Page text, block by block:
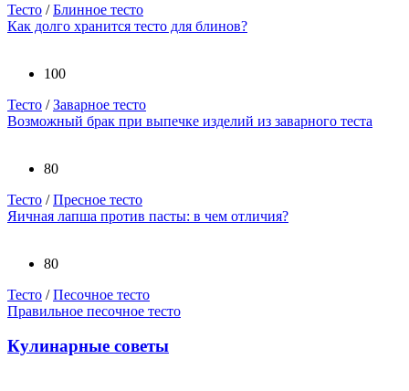
Тесто /Блинное тесто
Как долго хранится тесто для блинов?
100
Тесто /Заварное тесто
Возможный брак при выпечке изделий из заварного теста
80
Тесто /Пресное тесто
Яичная лапша против пасты: в чем отличия?
80
Тесто /Песочное тесто
Правильное песочное тесто
Кулинарные советы